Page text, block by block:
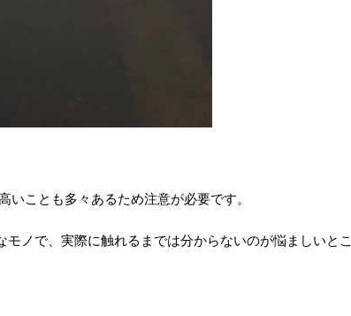
ことも多々あるため注意が必要です。
ノで、実際に触れるまでは分からないのが悩ましいとこ